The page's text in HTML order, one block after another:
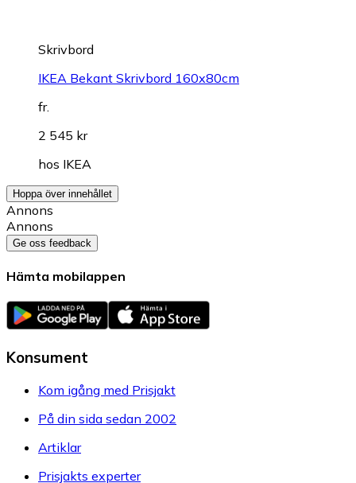
Skrivbord
IKEA Bekant Skrivbord 160x80cm
fr.
2 545 kr
hos IKEA
Hoppa över innehållet
Annons
Annons
Ge oss feedback
Hämta mobilappen
Konsument
Kom igång med Prisjakt
På din sida sedan 2002
Artiklar
Prisjakts experter